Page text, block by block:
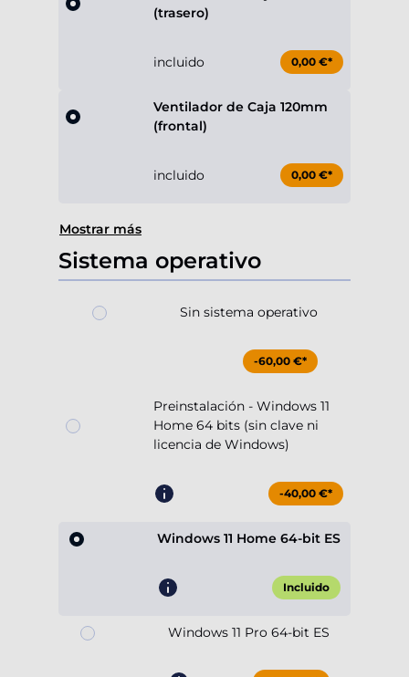
(trasero)
incluido 0,00 €*
Ventilador de Caja 120mm
(frontal)
incluido 0,00 €*
Mostrar más
Sistema operativo
Sin sistema operativo
-60,00 €*
Preinstalación - Windows 11
Home 64 bits (sin clave ni
licencia de Windows)
-40,00 €*
Windows 11 Home 64-bit ES
Incluido
Windows 11 Pro 64-bit ES